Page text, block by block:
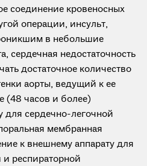
соединение кровеносных
операции, инсульт,
в небольшие
сердечная недостаточность
достаточное количество
аорты, ведущий к ее
(48 часов и более)
для сердечно-легочной
мембранная
к внешнему аппарату для
респираторной